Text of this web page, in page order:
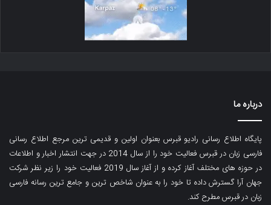
درباره ما
پایگاه اطلاع رسانی رادیو قبرس بعنوان اولین و قدیمی ترین مرجع اطلاع رسانی
فارسی زبان در قبرس فعالیت خود را از سال 2014 در جهت انتشار اخبار و اطلاعات
در حوزه های مختلف آغاز کرده و از آغاز سال 2019 فعالیت خود را زیر نظر شرکت
جهان آرا گسترش داده تا خود را به عنوان شاخص ترین و جامع ترین رسانه فارسی
زبان در قبرس مطرح کند.